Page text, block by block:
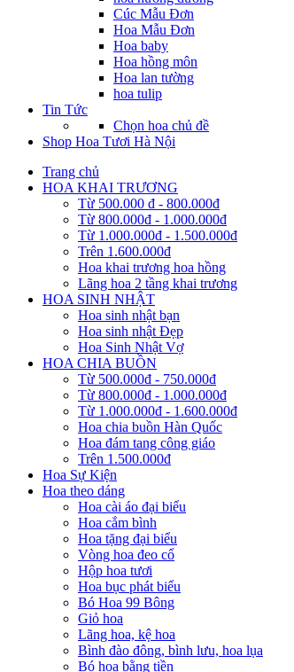
Cúc Mẫu Đơn
Hoa Mẫu Đơn
Hoa baby
Hoa hồng môn
Hoa lan tường
hoa tulip
Tin Tức
Chọn hoa chủ đề
Shop Hoa Tươi Hà Nội
Trang chủ
HOA KHAI TRƯƠNG
Từ 500.000 đ - 800.000đ
Từ 800.000đ - 1.000.000đ
Từ 1.000.000đ - 1.500.000đ
Trên 1.600.000đ
Hoa khai trương hoa hồng
Lãng hoa 2 tầng khai trương
HOA SINH NHẬT
Hoa sinh nhật bạn
Hoa sinh nhật Đẹp
Hoa Sinh Nhật Vợ
HOA CHIA BUỒN
Từ 500.000đ - 750.000đ
Từ 800.000đ - 1.000.000đ
Từ 1.000.000đ - 1.600.000đ
Hoa chia buồn Hàn Quốc
Hoa đám tang công giáo
Trên 1.500.000đ
Hoa Sự Kiện
Hoa theo dáng
Hoa cài áo đại biểu
Hoa cắm bình
Hoa tặng đại biểu
Vòng hoa đeo cổ
Hộp hoa tươi
Hoa bục phát biểu
Bó Hoa 99 Bông
Giỏ hoa
Lãng hoa, kệ hoa
Bình đào đông, bình lưu, hoa lụa
Bó hoa bằng tiền